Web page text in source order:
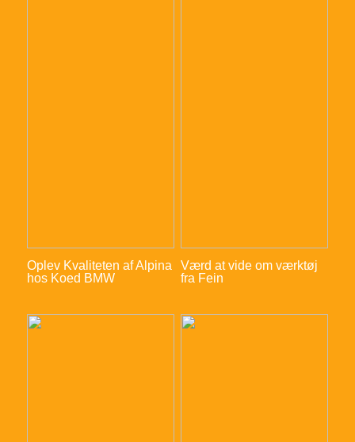
Oplev Kvaliteten af Alpina
hos Koed BMW
Værd at vide om værktøj
fra Fein